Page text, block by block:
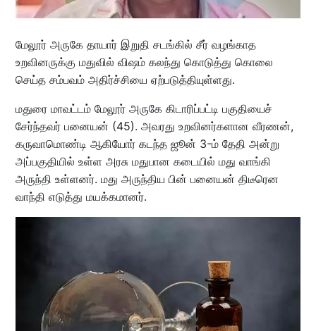
மேலூர் அருகே தாயார் இறுதி சடங்கில் சீர் வழங்காத
உறவினருக்கு மதுவில் விஷம் கலந்து கொடுத்து கொலை
செய்த சம்பவம் அதிர்ச்சியை ஏற்படுத்தியுள்ளது.
மதுரை மாவட்டம் மேலூர் அருகே கிடாரிப்பட்டி பகுதியைச்
சேர்ந்தவர் பனையன் (45). அவரது உறவினர்களான வீரணன்,
கருவாமொண்டி ஆகியோர் கடந்த ஜூன் 3-ம் தேதி அன்று
அப்பகுதியில் உள்ள அரசு மதுபான கடையில் மது வாங்கி
அருந்தி உள்ளனர். மது அருந்திய பின் பனையன் திடீரென
வாந்தி எடுத்து மயக்கமானர்.